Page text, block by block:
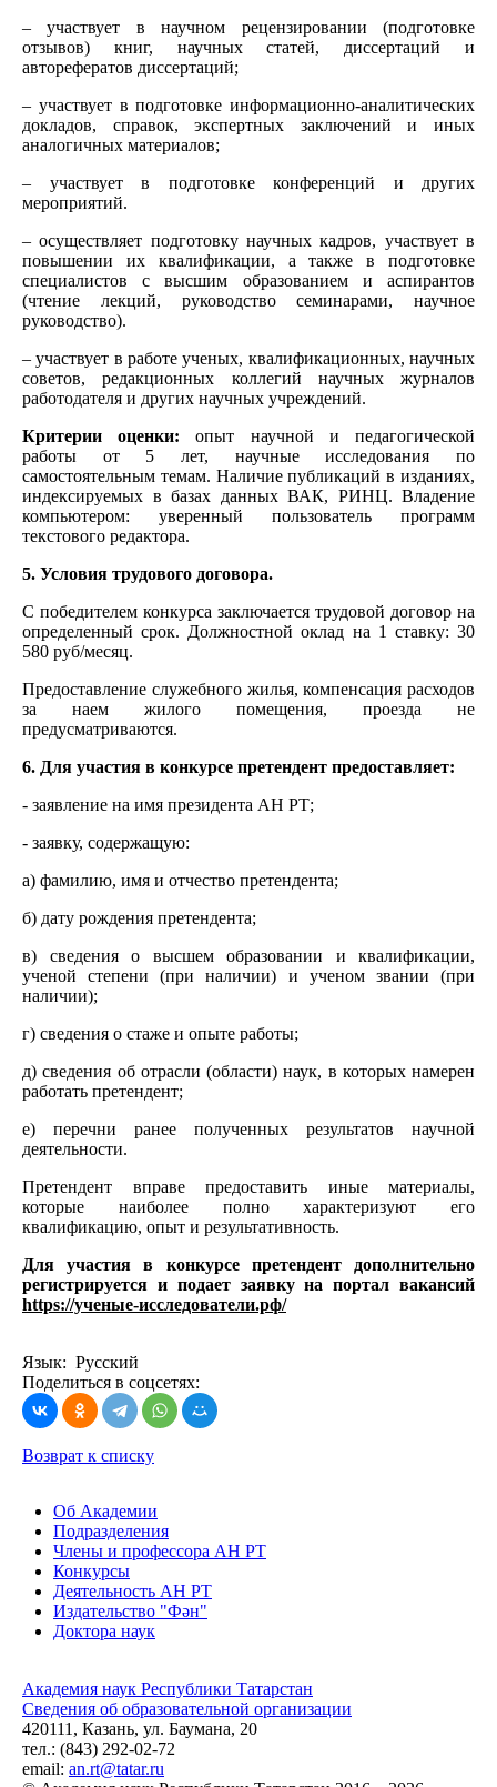
– участвует в научном рецензировании (подготовке
отзывов) книг, научных статей, диссертаций и
авторефератов диссертаций;
– участвует в подготовке информационно-аналитических
докладов, справок, экспертных заключений и иных
аналогичных материалов;
– участвует в подготовке конференций и других
мероприятий.
– осуществляет подготовку научных кадров, участвует в
повышении их квалификации, а также в подготовке
специалистов с высшим образованием и аспирантов
(чтение лекций, руководство семинарами, научное
руководство).
– участвует в работе ученых, квалификационных, научных
советов, редакционных коллегий научных журналов
работодателя и других научных учреждений.
Критерии оценки: опыт научной и педагогической
работы от 5 лет, научные исследования по
самостоятельным темам. Наличие публикаций в изданиях,
индексируемых в базах данных ВАК, РИНЦ. Владение
компьютером: уверенный пользователь программ
текстового редактора.
5. Условия трудового договора.
С победителем конкурса заключается трудовой договор на
определенный срок. Должностной оклад на 1 ставку: 30
580 руб/месяц.
Предоставление служебного жилья, компенсация расходов
за наем жилого помещения, проезда не
предусматриваются.
6. Для участия в конкурсе претендент предоставляет:
- заявление на имя президента АН РТ;
- заявку, содержащую:
а) фамилию, имя и отчество претендента;
б) дату рождения претендента;
в) сведения о высшем образовании и квалификации,
ученой степени (при наличии) и ученом звании (при
наличии);
г) сведения о стаже и опыте работы;
д) сведения об отрасли (области) наук, в которых намерен
работать претендент;
е) перечни ранее полученных результатов научной
деятельности.
Претендент вправе предоставить иные материалы,
которые наиболее полно характеризуют его
квалификацию, опыт и результативность.
Для участия в конкурсе претендент дополнительно
регистрируется и подает заявку на портал вакансий
https://ученые-исследователи.рф/
Язык: Русский
Поделиться в соцсетях:
Возврат к списку
Об Академии
Подразделения
Члены и профессора АН РТ
Конкурсы
Деятельность АН РТ
Издательство "Фән"
Доктора наук
Академия наук Республики Татарстан
Сведения об образовательной организации
420111, Казань, ул. Баумана, 20
тел.: (843) 292-02-72
email: an.rt@tatar.ru